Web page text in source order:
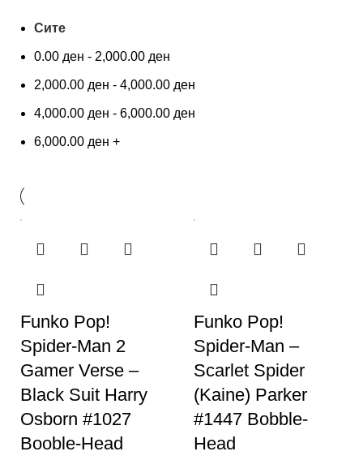
Сите
0.00 ден - 2,000.00 ден
2,000.00 ден - 4,000.00 ден
4,000.00 ден - 6,000.00 ден
6,000.00 ден +
Funko Pop!
Spider-Man 2
Gamer Verse –
Black Suit Harry
Osborn #1027
Booble-Head
Funko Pop!
Spider-Man –
Scarlet Spider
(Kaine) Parker
#1447 Bobble-
Head